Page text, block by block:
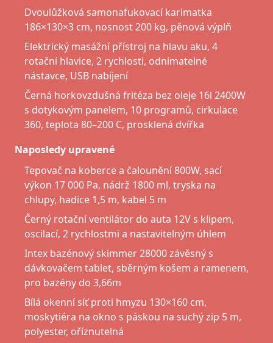
Dvoulůžková samonafukovací karimatka
186×130×3 cm, nosnost 200 kg, pěnová výplň
Elektrický masážní přístroj na hlavu aku, 4
rotační hlavice, 2 rychlosti, odnímatelné
nástavce, USB nabíjení
Černá horkovzdušná fritéza bez oleje 16l 2400W
s dotykovým panelem, 10 programů, cirkulace
360, teplota 80–200 C, prosklená dvířka
Naposledy upravené
Tepovač na koberce a čalounění 800W, sací
výkon 17 000 Pa, nádrž 1800 ml, tryska na
chlupy, hadice 1,5 m, kabel 5 m
Černý rotační ventilátor do auta 12V s klipem,
oscilací, 2 rychlostmi a nastavitelným úhlem
Intex bazénový skimmer 28000 závěsný s
dávkovačem tablet, sběrným košem a ramenem,
pro bazény do 3,66m
Bílá okenní síť proti hmyzu 130×160 cm,
moskytiéra na okno s páskou na suchý zip 5 m,
polyester, oříznutelná